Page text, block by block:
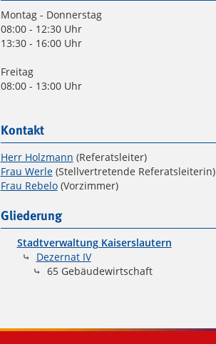
Montag - Donnerstag
08:00 - 12:30 Uhr
13:30 - 16:00 Uhr
Freitag
08:00 - 13:00 Uhr
Kontakt
Herr Holzmann (Referatsleiter)
Frau Werle(Stellvertretende Referatsleiterin)
Frau Rebelo(Vorzimmer)
Gliederung
Stadtverwaltung Kaiserslautern
Dezernat IV
65 Gebäudewirtschaft